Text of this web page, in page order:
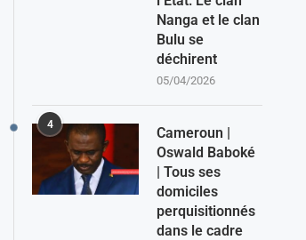
Nanga et le clan
Bulu se
déchirent
05/04/2026
4
Cameroun |
Oswald Baboké
| Tous ses
domiciles
perquisitionnés
dans le cadre